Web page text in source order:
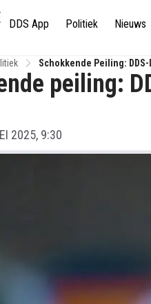
DDS App Politiek Nieuws
Schokkende Peiling:
peiling:
2025, 9:30